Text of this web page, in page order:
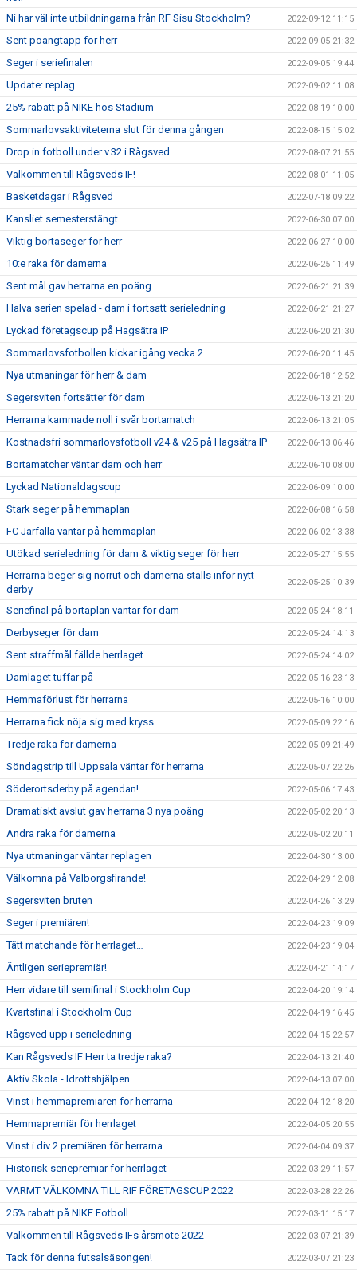
Ni har väl inte utbildningarna från RF Sisu Stockholm?
2022-09-12 11:15
Sent poängtapp för herr 2022-09-05 21:32
Seger i seriefinalen 2022-09-05 19:44
Update: replag 2022-09-02 11:08
25% rabatt på NIKE hos Stadium 2022-08-19 10:00
Sommarlovsaktiviteterna slut för denna gången 2022-08-15 15:02
Drop in fotboll under v.32 i Rågsved 2022-08-07 21:55
Välkommen till Rågsveds IF! 2022-08-01 11:05
Basketdagar i Rågsved 2022-07-18 09:22
Kansliet semesterstängt 2022-06-30 07:00
Viktig bortaseger för herr 2022-06-27 10:00
10:e raka för damerna 2022-06-25 11:49
Sent mål gav herrarna en poäng 2022-06-21 21:39
Halva serien spelad - dam i fortsatt serieledning 2022-06-21 21:27
Lyckad företagscup på Hagsätra IP 2022-06-20 21:30
Sommarlovsfotbollen kickar igång vecka 2 2022-06-20 11:45
Nya utmaningar för herr & dam 2022-06-18 12:52
Segersviten fortsätter för dam 2022-06-13 21:20
Herrarna kammade noll i svår bortamatch 2022-06-13 21:05
Kostnadsfri sommarlovsfotboll v24 & v25 på Hagsätra IP 2022-06-13 06:46
Bortamatcher väntar dam och herr 2022-06-10 08:00
Lyckad Nationaldagscup 2022-06-09 10:00
Stark seger på hemmaplan 2022-06-08 16:58
FC Järfälla väntar på hemmaplan 2022-06-02 13:38
Utökad serieledning för dam & viktig seger för herr 2022-05-27 15:55
Herrarna beger sig norrut och damerna ställs inför nytt
derby
2022-05-25 10:39
Seriefinal på bortaplan väntar för dam 2022-05-24 18:11
Derbyseger för dam 2022-05-24 14:13
Sent straffmål fällde herrlaget 2022-05-24 14:02
Damlaget tuffar på 2022-05-16 23:13
Hemmaförlust för herrarna 2022-05-16 10:00
Herrarna fick nöja sig med kryss 2022-05-09 22:16
Tredje raka för damerna 2022-05-09 21:49
Söndagstrip till Uppsala väntar för herrarna 2022-05-07 22:26
Söderortsderby på agendan! 2022-05-06 17:43
Dramatiskt avslut gav herrarna 3 nya poäng 2022-05-02 20:13
Andra raka för damerna 2022-05-02 20:11
Nya utmaningar väntar replagen 2022-04-30 13:00
Välkomna på Valborgsfirande! 2022-04-29 12:08
Segersviten bruten 2022-04-26 13:29
Seger i premiären! 2022-04-23 19:09
Tätt matchande för herrlaget… 2022-04-23 19:04
Äntligen seriepremiär! 2022-04-21 14:17
Herr vidare till semifinal i Stockholm Cup 2022-04-20 19:14
Kvartsfinal i Stockholm Cup 2022-04-19 16:45
Rågsved upp i serieledning 2022-04-15 22:57
Kan Rågsveds IF Herr ta tredje raka? 2022-04-13 21:40
Aktiv Skola - Idrottshjälpen 2022-04-13 07:00
Vinst i hemmapremiären för herrarna 2022-04-12 18:20
Hemmapremiär för herrlaget 2022-04-05 20:55
Vinst i div 2 premiären för herrarna 2022-04-04 09:37
Historisk seriepremiär för herrlaget 2022-03-29 11:57
VARMT VÄLKOMNA TILL RIF FÖRETAGSCUP 2022 2022-03-28 22:26
25% rabatt på NIKE Fotboll 2022-03-11 15:17
Välkommen till Rågsveds IFs årsmöte 2022 2022-03-07 21:39
Tack för denna futsalsäsongen! 2022-03-07 21:23